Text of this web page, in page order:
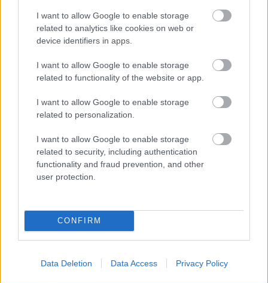
I want to allow Google to enable storage
related to analytics like cookies on web or
device identifiers in apps.
I want to allow Google to enable storage
related to functionality of the website or app.
I want to allow Google to enable storage
related to personalization.
I want to allow Google to enable storage
related to security, including authentication
functionality and fraud prevention, and other
user protection.
CONFIRM
Data Deletion Data Access Privacy Policy
A tavalynegrari utazás utolsó, de legkevésbé sem
érdektelen beszámolója következik. Kicsit
közhelyszagú, de pont ezért zsigeri igazság, hogy